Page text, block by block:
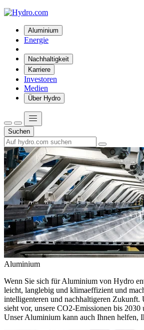
Aluminium
Energie
Nachhaltigkeit
Karriere
Investoren
Medien
Über Hydro
Suchen
Aluminium
Wenn Sie sich für Aluminium von Hydro
leicht, langlebig und klimaeffizient und
intelligenteren und nachhaltigeren Zukunft.
sieht vor, unsere CO2-Emissionen bis 2030
Unser Aluminium kann auch Ihnen helfen,